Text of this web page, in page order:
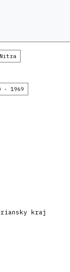
Nitra
- 1969
kraj